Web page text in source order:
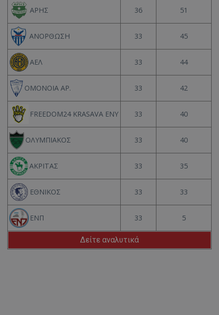
ΑΡΗΣ 36 51
ΑΝΟΡΘΩΣΗ 33 45
ΑΕΛ 33 44
ΟΜΟΝΟΙΑ ΑΡ. 33 42
FREEDOM24 KRASAVA ΕΝΥ 33 40
ΟΛΥΜΠΙΑΚΟΣ 33 40
ΑΚΡΙΤΑΣ 33 35
ΕΘΝΙΚΟΣ 33 33
ΕΝΠ 33 5
Δείτε αναλυτικά